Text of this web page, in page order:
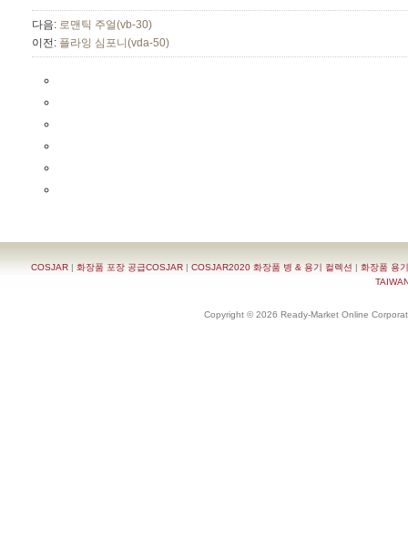
다음: 로맨틱 주얼(vb-30)
이전: 플라잉 심포니(vda-50)
COSJAR | 화장품 포장 공급COSJAR | COSJAR2020 화장품 병 & 용기 컬렉션 | 화장품 용
Copyright © 2026 Ready-Market Online